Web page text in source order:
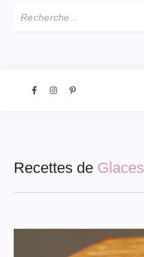
Recettes de Glaces